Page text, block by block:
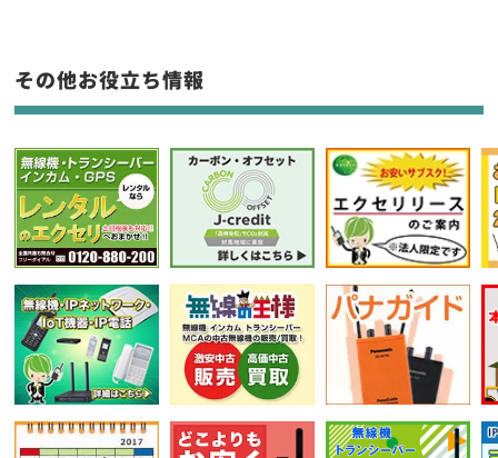
フリーワード入力(製品名等)
選択条件をリセット
その他お役立ち情報